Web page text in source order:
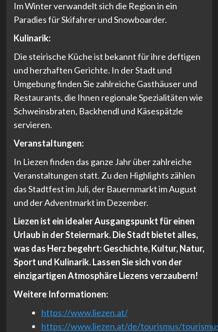
Im Winter verwandelt sich die Region in ein
Paradies für Skifahrer und Snowboarder.
Kulinarik:
Die steirische Küche ist bekannt für ihre deftigen
und herzhaften Gerichte. In der Stadt und
Umgebung finden Sie zahlreiche Gasthäuser und
Restaurants, die Ihnen regionale Spezialitäten wie
Schweinsbraten, Backhendl und Käsespätzle
servieren.
Veranstaltungen:
In Liezen finden das ganze Jahr über zahlreiche
Veranstaltungen statt. Zu den Highlights zählen
das Stadtfest im Juli, der Bauernmarkt im August
und der Adventmarkt im Dezember.
Liezen ist ein idealer Ausgangspunkt für einen
Urlaub in der Steiermark. Die Stadt bietet alles,
was das Herz begehrt: Geschichte, Kultur, Natur,
Sport und Kulinarik. Lassen Sie sich von der
einzigartigen Atmosphäre Liezens verzaubern!
Weitere Informationen:
https://www.liezen.at/
https://www.liezen.at/de/tourismus/